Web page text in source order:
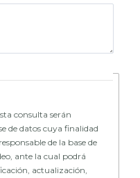
consulta serán
de datos cuya finalidad
de la base de
ante la cual podrá
actualización,